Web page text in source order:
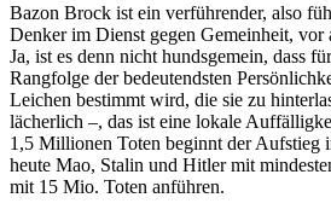
Bazon Brock ist ein verführender, also
Denker im Dienst gegen Gemeinheit,
Ja, ist es denn nicht hundsgemein, dass
Rangfolge der bedeutendsten
Leichen bestimmt wird, die sie zu
lächerlich –, das ist eine lokale
1,5 Millionen Toten beginnt der Aufstieg
heute Mao, Stalin und Hitler mit
mit 15 Mio. Toten anführen.